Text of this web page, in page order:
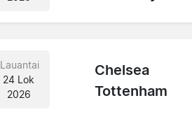
Lauantai
24 Lok
2026
Chelsea
Tottenham